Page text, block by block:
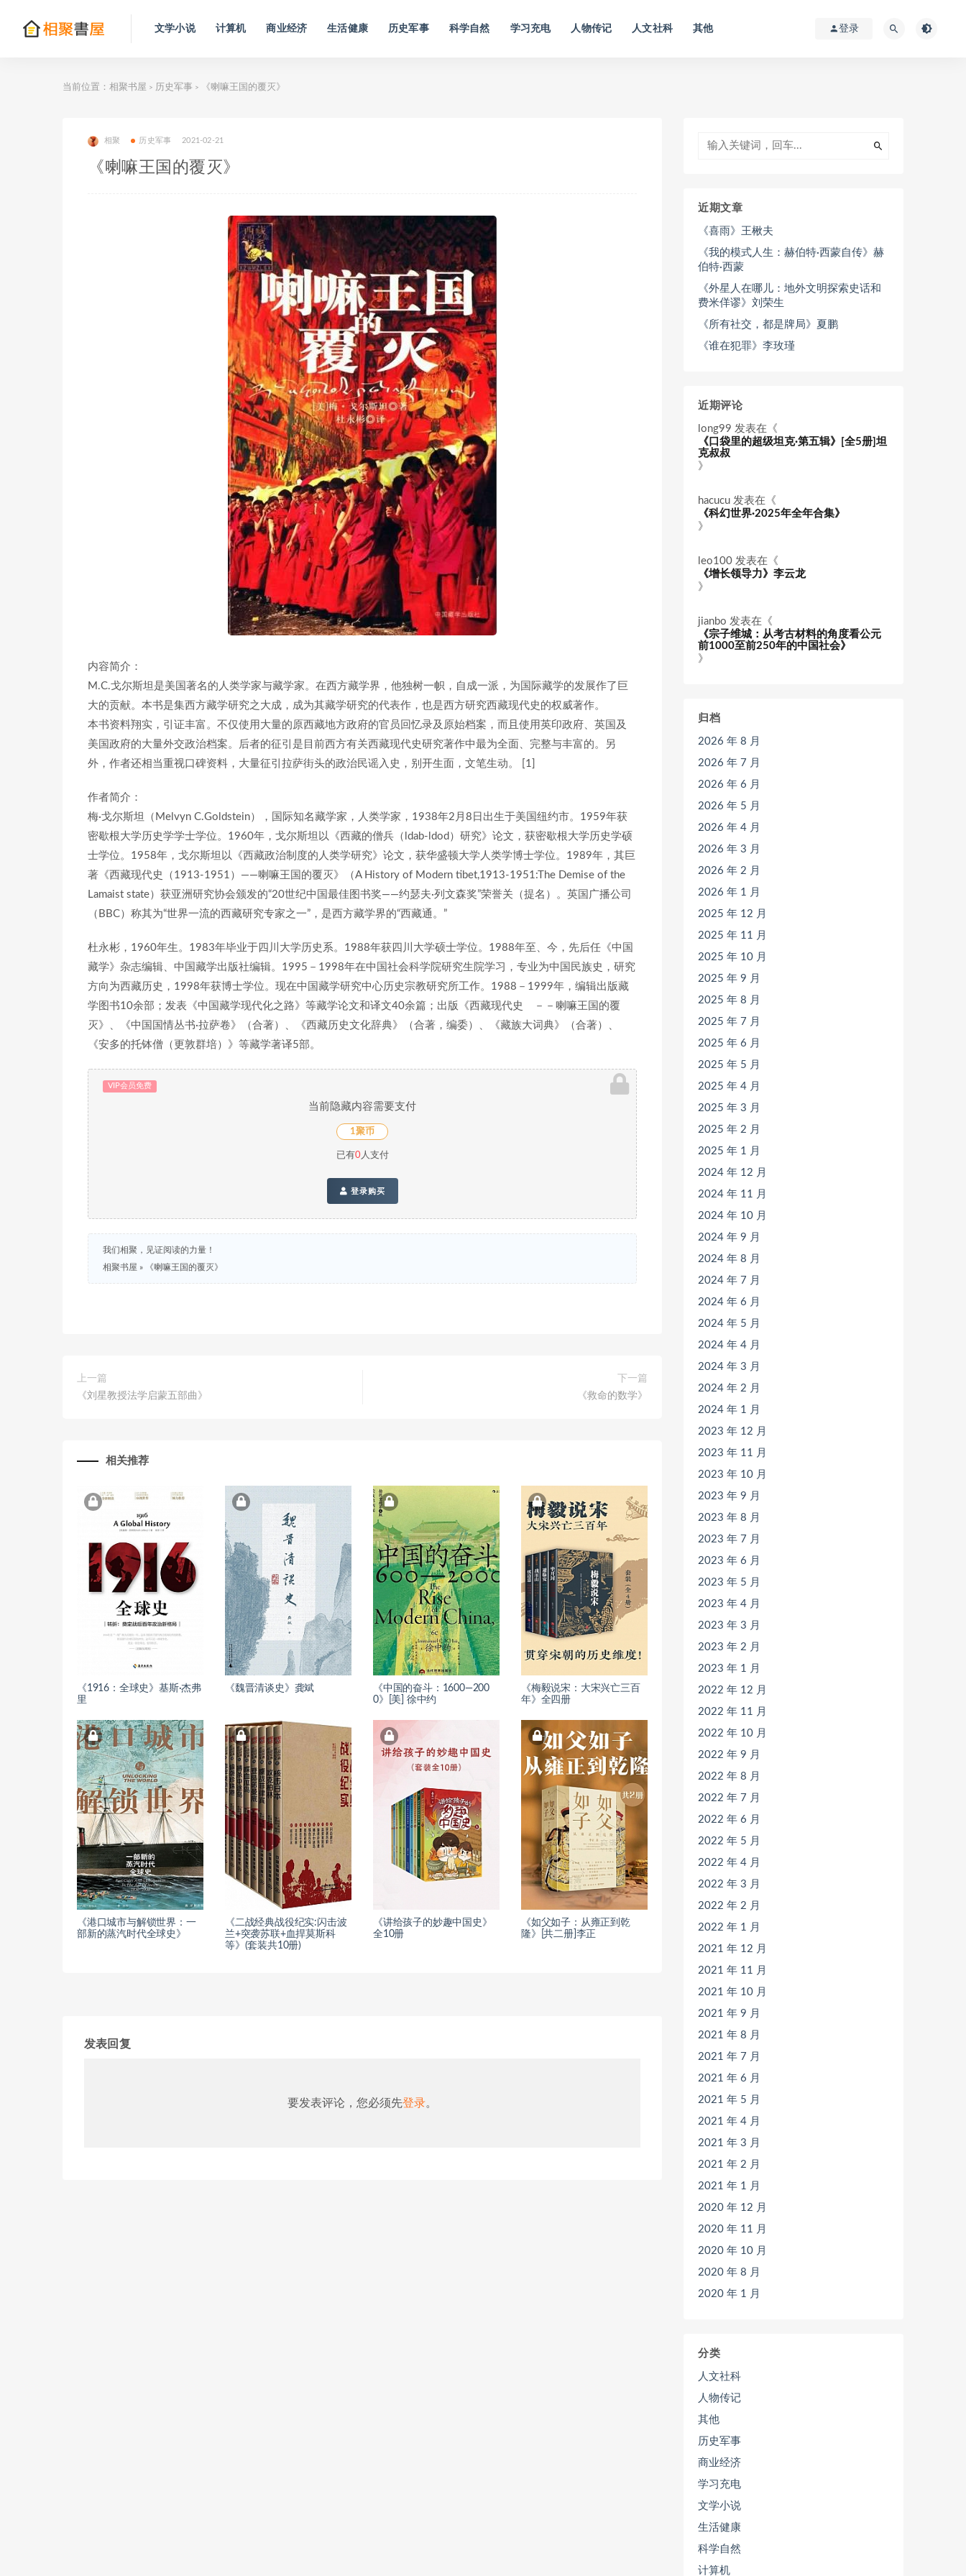
文学小说 计算机 商业经济 生活健康 历史军事 科学自然 学习充电 人物传记 人文社科 其他 登录
当前位置： 相聚书屋 > 历史军事 > 《喇嘛王国的覆灭》
相聚 历史军事 2021-02-21
《喇嘛王国的覆灭》
内容简介：
M.C.戈尔斯坦是美国著名的人类学家与藏学家。在西方藏学界，他独树一帜，自成一派，为国际藏学的发展作了巨
大的贡献。本书是集西方藏学研究之大成，成为其藏学研究的代表作，也是西方研究西藏现代史的权威著作。
本书资料翔实，引证丰富。不仅使用大量的原西藏地方政府的官员回忆录及原始档案，而且使用英印政府、英国及
美国政府的大量外交政治档案。后者的征引是目前西方有关西藏现代史研究著作中最为全面、完整与丰富的。另
外，作者还相当重视口碑资料，大量征引拉萨街头的政治民谣入史，别开生面，文笔生动。 [1]
作者简介：
梅·戈尔斯坦（Melvyn C.Goldstein），国际知名藏学家，人类学家，1938年2月8日出生于美国纽约市。1959年获
密歇根大学历史学学士学位。1960年，戈尔斯坦以《西藏的僧兵（ldab-ldod）研究》论文，获密歇根大学历史学硕
士学位。1958年，戈尔斯坦以《西藏政治制度的人类学研究》论文，获华盛顿大学人类学博士学位。1989年，其巨
著《西藏现代史（1913-1951）——喇嘛王国的覆灭》（A History of Modern tibet,1913-1951:The Demise of the
Lamaist state）获亚洲研究协会颁发的“20世纪中国最佳图书奖——约瑟夫·列文森奖”荣誉关（提名）。英国广播公司
（BBC）称其为“世界一流的西藏研究专家之一”，是西方藏学界的“西藏通。”
杜永彬，1960年生。1983年毕业于四川大学历史系。1988年获四川大学硕士学位。1988年至、今，先后任《中国
藏学》杂志编辑、中国藏学出版社编辑。1995－1998年在中国社会科学院研究生院学习，专业为中国民族史，研究
方向为西藏历史，1998年获博士学位。现在中国藏学研究中心历史宗教研究所工作。1988－1999年，编辑出版藏
学图书10余部；发表《中国藏学现代化之路》等藏学论文和译文40余篇；出版《西藏现代史 －－喇嘛王国的覆
灭》、《中国国情丛书·拉萨卷》（合著）、《西藏历史文化辞典》（合著，编委）、《藏族大词典》（合著）、
《安多的托钵僧（更敦群培）》等藏学著译5部。
VIP会员免费
当前隐藏内容需要支付
1聚币
已有0人支付
登录购买
我们相聚，见证阅读的力量！
相聚书屋 » 《喇嘛王国的覆灭》
上一篇
《刘星教授法学启蒙五部曲》
下一篇
《救命的数学》
相关推荐
《1916：全球史》基斯·杰弗
里
《魏晋清谈史》龚斌
《中国的奋斗：1600—200
0》[美] 徐中约
《梅毅说宋：大宋兴亡三百
年》全四册
《港口城市与解锁世界：一
部新的蒸汽时代全球史》
《二战经典战役纪实:闪击波
兰+突袭苏联+血捍莫斯科
等》(套装共10册)
《讲给孩子的妙趣中国史》
全10册
《如父如子：从雍正到乾
隆》[共二册]李正
发表回复
要发表评论，您必须先登录。
近期文章
《喜雨》王楸夫
《我的模式人生：赫伯特·西蒙自传》赫
伯特·西蒙
《外星人在哪儿：地外文明探索史话和
费米佯谬》刘荣生
《所有社交，都是牌局》夏鹏
《谁在犯罪》李玫瑾
近期评论
long99 发表在《
《口袋里的超级坦克·第五辑》[全5册]坦
克叔叔
》
hacucu 发表在《
《科幻世界·2025年全年合集》
》
leo100 发表在《
《增长领导力》李云龙
》
jianbo 发表在《
《宗子维城：从考古材料的角度看公元
前1000至前250年的中国社会》
》
归档
2026 年 8 月
2026 年 7 月
2026 年 6 月
2026 年 5 月
2026 年 4 月
2026 年 3 月
2026 年 2 月
2026 年 1 月
2025 年 12 月
2025 年 11 月
2025 年 10 月
2025 年 9 月
2025 年 8 月
2025 年 7 月
2025 年 6 月
2025 年 5 月
2025 年 4 月
2025 年 3 月
2025 年 2 月
2025 年 1 月
2024 年 12 月
2024 年 11 月
2024 年 10 月
2024 年 9 月
2024 年 8 月
2024 年 7 月
2024 年 6 月
2024 年 5 月
2024 年 4 月
2024 年 3 月
2024 年 2 月
2024 年 1 月
2023 年 12 月
2023 年 11 月
2023 年 10 月
2023 年 9 月
2023 年 8 月
2023 年 7 月
2023 年 6 月
2023 年 5 月
2023 年 4 月
2023 年 3 月
2023 年 2 月
2023 年 1 月
2022 年 12 月
2022 年 11 月
2022 年 10 月
2022 年 9 月
2022 年 8 月
2022 年 7 月
2022 年 6 月
2022 年 5 月
2022 年 4 月
2022 年 3 月
2022 年 2 月
2022 年 1 月
2021 年 12 月
2021 年 11 月
2021 年 10 月
2021 年 9 月
2021 年 8 月
2021 年 7 月
2021 年 6 月
2021 年 5 月
2021 年 4 月
2021 年 3 月
2021 年 2 月
2021 年 1 月
2020 年 12 月
2020 年 11 月
2020 年 10 月
2020 年 8 月
2020 年 1 月
分类
人文社科
人物传记
其他
历史军事
商业经济
学习充电
文学小说
生活健康
科学自然
计算机